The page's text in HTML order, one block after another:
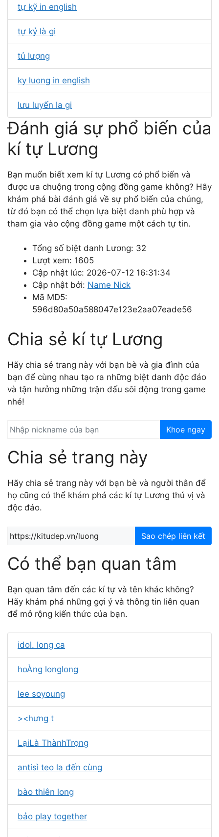
tự kỹ in english
tự kỷ là gi
tủ lượng
ky luong in english
lưu luyến la gi
Đánh giá sự phổ biến của
kí tự Lương
Bạn muốn biết xem kí tự Lương có phổ biến và
được ưa chuộng trong cộng đồng game không? Hãy
khám phá bài đánh giá về sự phổ biến của chúng,
từ đó bạn có thể chọn lựa biệt danh phù hợp và
tham gia vào cộng đồng game một cách tự tin.
Tổng số biệt danh Lương: 32
Lượt xem: 1605
Cập nhật lúc: 2026-07-12 16:31:34
Cập nhật bởi: Name Nick
Mã MD5:
596d80a50a588047e123e2aa07eade56
Chia sẻ kí tự Lương
Hãy chia sẻ trang này với bạn bè và gia đình của
bạn để cùng nhau tạo ra những biệt danh độc đáo
và tận hưởng những trận đấu sôi động trong game
nhé!
Khoe ngay
Chia sẻ trang này
Hãy chia sẻ trang này với bạn bè và người thân để
họ cũng có thể khám phá các kí tự Lương thú vị và
độc đáo.
Sao chép liên kết
Có thể bạn quan tâm
Bạn quan tâm đến các kí tự và tên khác không?
Hãy khám phá những gợi ý và thông tin liên quan
để mở rộng kiến thức của bạn.
idol. long ca
hoÀng longlong
lee soyoung
><hưng t
LạiLà ThànhTrọng
antisì teo la đến cùng
bào thiên long
bảo play together